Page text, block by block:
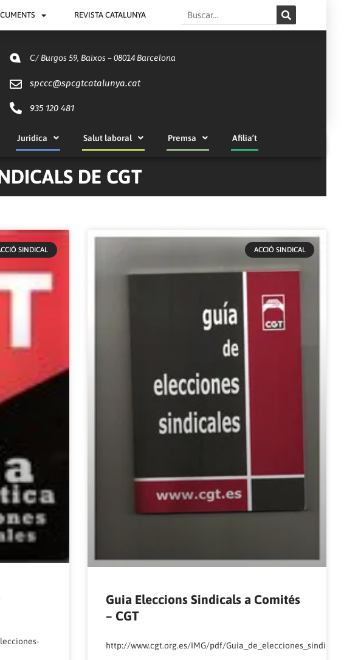
REVISTA CATALUNYA Search
C/ Burgos 59, Baixos – 08014 Barcelona
spccc@spcgtcatalunya.cat
935 120 481
Jurídica Salut laboral Premsa Afilia’t
DE CGT
SINDICAL ACCIÓ SINDICAL
Guia Eleccions Sindicals a Comités
– CGT
http://www.cgt.org.es/IMG/pdf/